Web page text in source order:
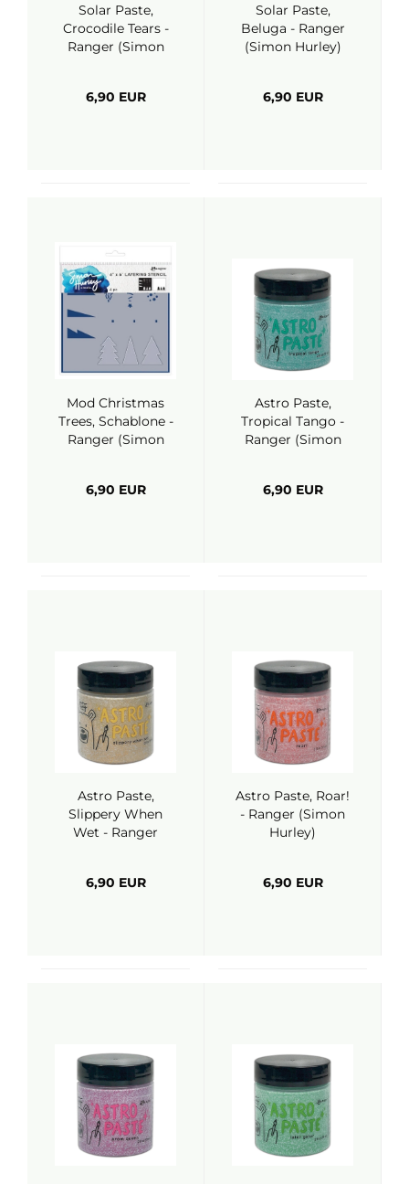
Solar Paste,
Crocodile Tears -
Ranger (Simon
6,90 EUR
Solar Paste,
Beluga - Ranger
(Simon Hurley)
6,90 EUR
Mod Christmas
Trees, Schablone -
Ranger (Simon
6,90 EUR
Astro Paste,
Tropical Tango -
Ranger (Simon
6,90 EUR
Astro Paste,
Slippery When
Wet - Ranger
6,90 EUR
Astro Paste, Roar!
- Ranger (Simon
Hurley)
6,90 EUR